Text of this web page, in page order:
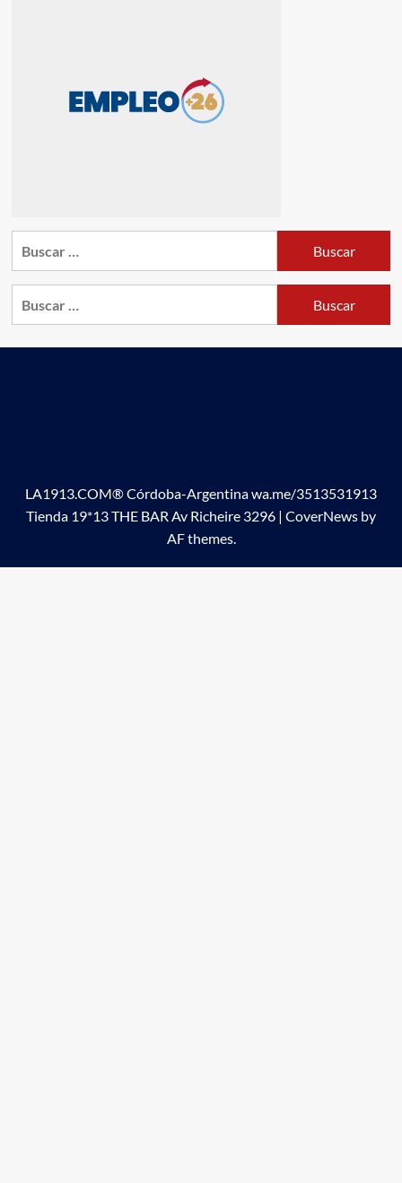
LA1913.COM® Córdoba-Argentina wa.me/3513531913
Tienda 19*13 THE BAR Av Richeire 3296 | CoverNews by
AF themes.